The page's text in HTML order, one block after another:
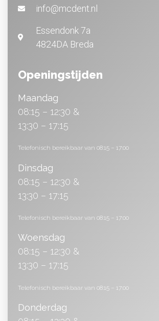
info@mcdent.nl
Essendonk 7a
4824DA Breda
Openingstijden
Maandag
08:15 – 12:30 &
13:30 – 17:15
Telefonisch bereikbaar van 08:15 – 17:00
Dinsdag
08:15 – 12:30 &
13:30 – 17:15
Telefonisch bereikbaar van 08:15 – 17:00
Woensdag
08:15 – 12:30 &
13:30 – 17:15
Telefonisch bereikbaar van 08:15 – 17:00
Donderdag